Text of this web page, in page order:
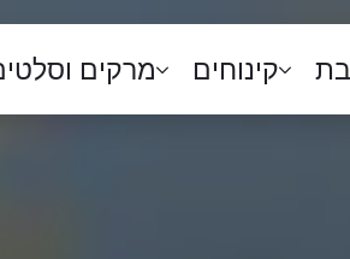
קינוחים מרקים